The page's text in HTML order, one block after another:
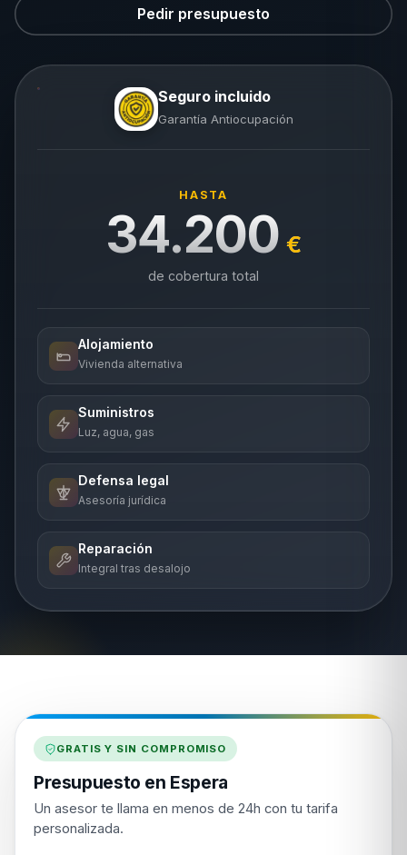
Pedir presupuesto
Seguro incluido
Garantía Antiocupación
HASTA
34.200 €
de cobertura total
Alojamiento
Vivienda alternativa
Suministros
Luz, agua, gas
Defensa legal
Asesoría jurídica
Reparación
Integral tras desalojo
GRATIS Y SIN COMPROMISO
Presupuesto en Espera
Un asesor te llama en menos de 24h con tu tarifa
personalizada.